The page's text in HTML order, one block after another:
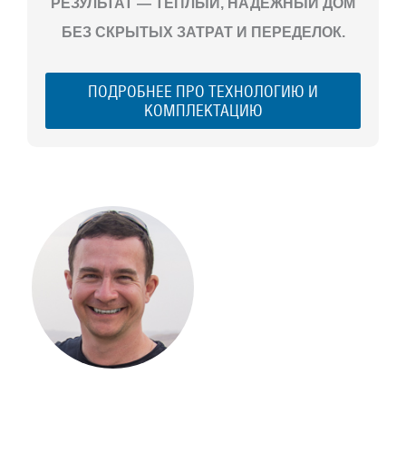
РЕЗУЛЬТАТ — ТЁПЛЫЙ, НАДЁЖНЫЙ ДОМ
БЕЗ СКРЫТЫХ ЗАТРАТ И ПЕРЕДЕЛОК.
ПОДРОБНЕЕ ПРО ТЕХНОЛОГИЮ И
КОМПЛЕКТАЦИЮ